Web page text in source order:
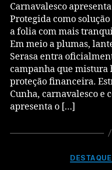
Carnavalesco
Protegida como
a folia com mais
Em meio a plumas,
Serasa entra
campanha que mistura
proteção financeira.
Cunha, carnavalesco e
apresenta o […]
DESTAQUE